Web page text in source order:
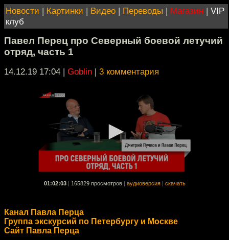
Новости | Картинки | Видео | Переводы | Магазин | VIP
клуб
Павел Перец про Северный боевой летучий
отряд, часть 1
14.12.19 17:04 | Goblin | 3 комментария
01:02:03 165829 просмотров аудиоверсия скачать
Канал Павла Перца
Группа экскурсий по Петербургу и Москве
Сайт Павла Перца